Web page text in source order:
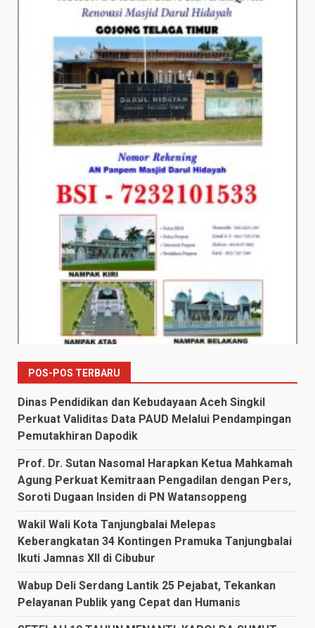
POS-POS TERBARU
Dinas Pendidikan dan Kebudayaan Aceh Singkil
Perkuat Validitas Data PAUD Melalui Pendampingan
Pemutakhiran Dapodik
Prof. Dr. Sutan Nasomal Harapkan Ketua Mahkamah
Agung Perkuat Kemitraan Pengadilan dengan Pers,
Soroti Dugaan Insiden di PN Watansoppeng
Wakil Wali Kota Tanjungbalai Melepas
Keberangkatan 34 Kontingen Pramuka Tanjungbalai
Ikuti Jamnas XII di Cibubur
Wabup Deli Serdang Lantik 25 Pejabat, Tekankan
Pelayanan Publik yang Cepat dan Humanis